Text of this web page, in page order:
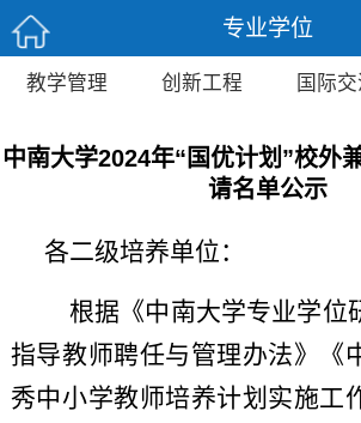
专业学位
教学管理 创新工程 国际
中南大学2024年“国优计划”校外
请名单公示
各二级培养单位：
根据《中南大学专业学位
指导教师聘任与管理办法》
秀中小学教师培养计划实施工